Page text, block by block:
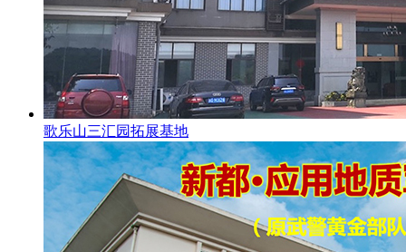
歌乐山三汇园拓展基地